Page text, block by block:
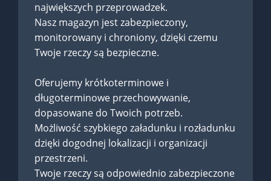
największych przeprowadzek.
Nasz magazyn jest zabezpieczony,
monitorowany i chroniony, dzięki czemu
Twoje rzeczy są bezpieczne.
Oferujemy krótkoterminowe i
długoterminowe przechowywanie,
dopasowane do Twoich potrzeb.
Możliwość szybkiego załadunku i rozładunku
dzięki dogodnej lokalizacji i organizacji
przestrzeni.
Twoje rzeczy są odpowiednio zabezpieczone